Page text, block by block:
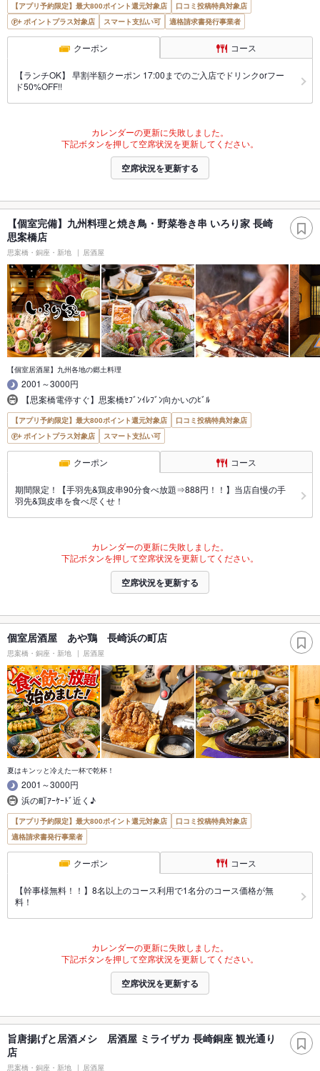
【アプリ予約限定】最大800ポイント還元対象店
口コミ投稿特典対象店
ポイントプラス対象店
スマート支払い可 適格請求書発行事業者
クーポン コース
【ランチOK】 早割半額クーポン 17:00までのご入店でドリンクorフー
ド50%OFF!!
カレンダーの更新に失敗しました。
下記ボタンを押して空席状況を更新してください。
空席状況を更新する
【個室完備】九州料理と焼き鳥・野菜巻き串 いろり家 長崎
思案橋店
思案橋・銅座・新地 居酒屋
【個室居酒屋】九州各地の郷土料理
2001～3000円
【思案橋電停すぐ】思案橋ｾﾌﾞﾝｲﾚﾌﾞﾝ向かいのﾋﾞﾙ
【アプリ予約限定】最大800ポイント還元対象店
口コミ投稿特典対象店
ポイントプラス対象店
スマート支払い可
クーポン コース
期間限定！【手羽先&鶏皮串90分食べ放題⇒888円！！】当店自慢の手
羽先&鶏皮串を食べ尽くせ！
カレンダーの更新に失敗しました。
下記ボタンを押して空席状況を更新してください。
空席状況を更新する
個室居酒屋 あや鶏 長崎浜の町店
思案橋・銅座・新地 居酒屋
夏はキンッと冷えた一杯で乾杯！
2001～3000円
浜の町ｱｰｹｰﾄﾞ近く♪
【アプリ予約限定】最大800ポイント還元対象店
口コミ投稿特典対象店
適格請求書発行事業者
クーポン コース
【幹事様無料！！】8名以上のコース利用で1名分のコース価格が無
料！
カレンダーの更新に失敗しました。
下記ボタンを押して空席状況を更新してください。
空席状況を更新する
旨唐揚げと居酒メシ 居酒屋 ミライザカ 長崎銅座 観光通り
店
思案橋・銅座・新地 居酒屋